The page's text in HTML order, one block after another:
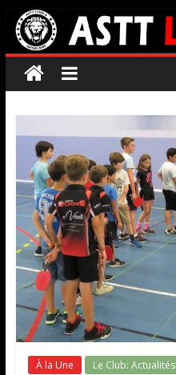
À la Une Le Club: Actualités